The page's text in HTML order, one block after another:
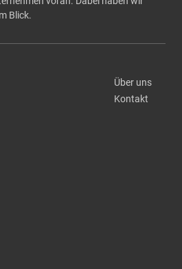
Blick.
Über uns
Kontakt